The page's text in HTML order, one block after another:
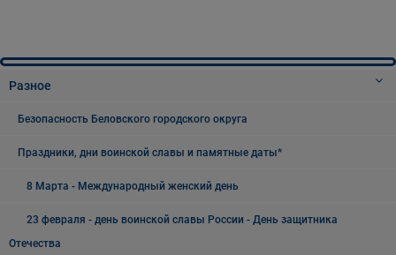
Разное
Безопасность Беловского городского округа
Праздники, дни воинской славы и памятные даты*
8 Марта - Международный женский день
23 февраля - день воинской славы России - День защитника
Отечества